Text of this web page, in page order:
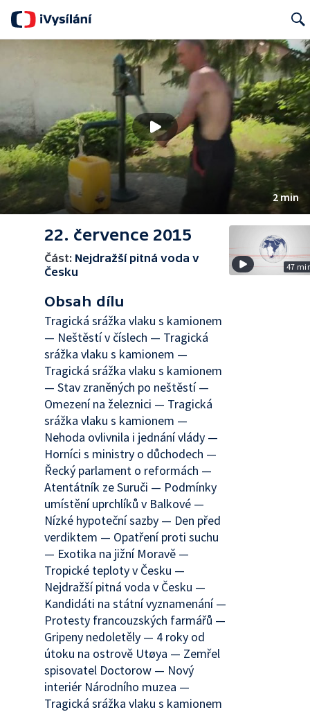
Search
2 min
22. července 2015
Část: Nejdražší pitná voda v
Česku
Obsah dílu
Tragická srážka vlaku s kamionem
— Neštěstí v číslech — Tragická
srážka vlaku s kamionem —
Tragická srážka vlaku s kamionem
— Stav zraněných po neštěstí —
Omezení na železnici — Tragická
srážka vlaku s kamionem —
Nehoda ovlivnila i jednání vlády —
Horníci s ministry o důchodech —
Řecký parlament o reformách —
Atentátník ze Suruči — Podmínky
umístění uprchlíků v Balkové —
Nízké hypoteční sazby — Den před
verdiktem — Opatření proti suchu
— Exotika na jižní Moravě —
Tropické teploty v Česku —
Nejdražší pitná voda v Česku —
Kandidáti na státní vyznamenání —
Protesty francouzských farmářů —
Gripeny nedoletěly — 4 roky od
útoku na ostrově Utøya — Zemřel
spisovatel Doctorow — Nový
interiér Národního muzea —
Tragická srážka vlaku s kamionem
47